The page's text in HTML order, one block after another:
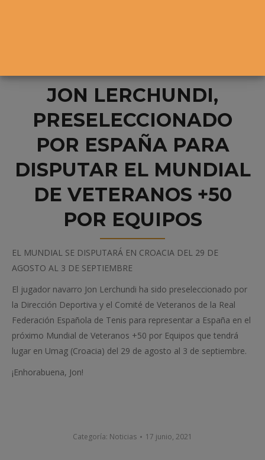
JON LERCHUNDI,
PRESELECCIONADO
POR ESPAÑA PARA
DISPUTAR EL MUNDIAL
DE VETERANOS +50
POR EQUIPOS
EL MUNDIAL SE DISPUTARÁ EN CROACIA DEL 29 DE
AGOSTO AL 3 DE SEPTIEMBRE
El jugador navarro Jon Lerchundi ha sido preseleccionado por
la Dirección Deportiva y el Comité de Veteranos de la Real
Federación Española de Tenis para representar a España en el
próximo Mundial de Veteranos +50 por Equipos que tendrá
lugar en Umag (Croacia) del 29 de agosto al 3 de septiembre.
¡Enhorabuena, Jon!
Categoría: Noticias 17 junio, 2021